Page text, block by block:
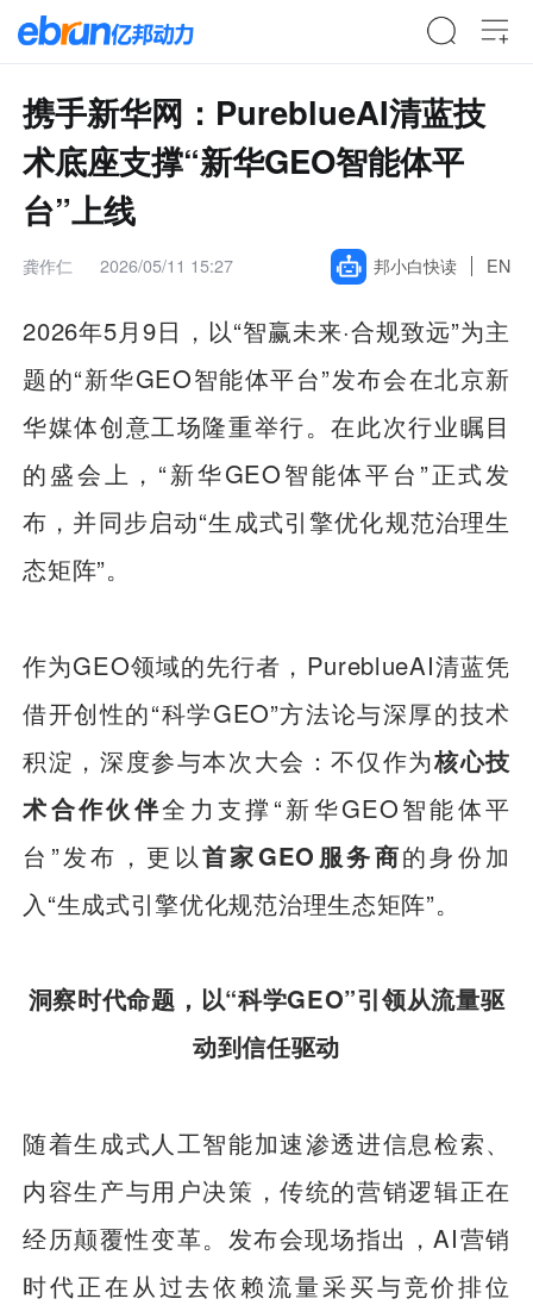
携手新华网：PureblueAI清蓝技
术底座支撑“新华GEO智能体平
台”上线
龚作仁 2026/05/11 15:27 邦小白快读 EN
2026年5月9日，以“智赢未来·合规致远”为主
题的“新华GEO智能体平台”发布会在北京新
华媒体创意工场隆重举行。在此次行业瞩目
的盛会上，“新华GEO智能体平台”正式发
布，并同步启动“生成式引擎优化规范治理生
态矩阵”。
作为GEO领域的先行者，PureblueAI清蓝凭
借开创性的“科学GEO”方法论与深厚的技术
积淀，深度参与本次大会：不仅作为核心技
术合作伙伴全力支撑“新华GEO智能体平
台”发布，更以首家GEO服务商的身份加
入“生成式引擎优化规范治理生态矩阵”。
洞察时代命题，以“科学GEO”引领从流量驱
动到信任驱动
随着生成式人工智能加速渗透进信息检索、
内容生产与用户决策，传统的营销逻辑正在
经历颠覆性变革。发布会现场指出，AI营销
时代正在从过去依赖流量采买与竞价排位